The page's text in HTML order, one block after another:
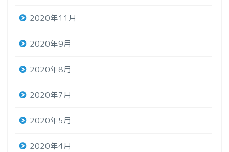
2020年11月
2020年9月
2020年8月
2020年7月
2020年5月
2020年4月